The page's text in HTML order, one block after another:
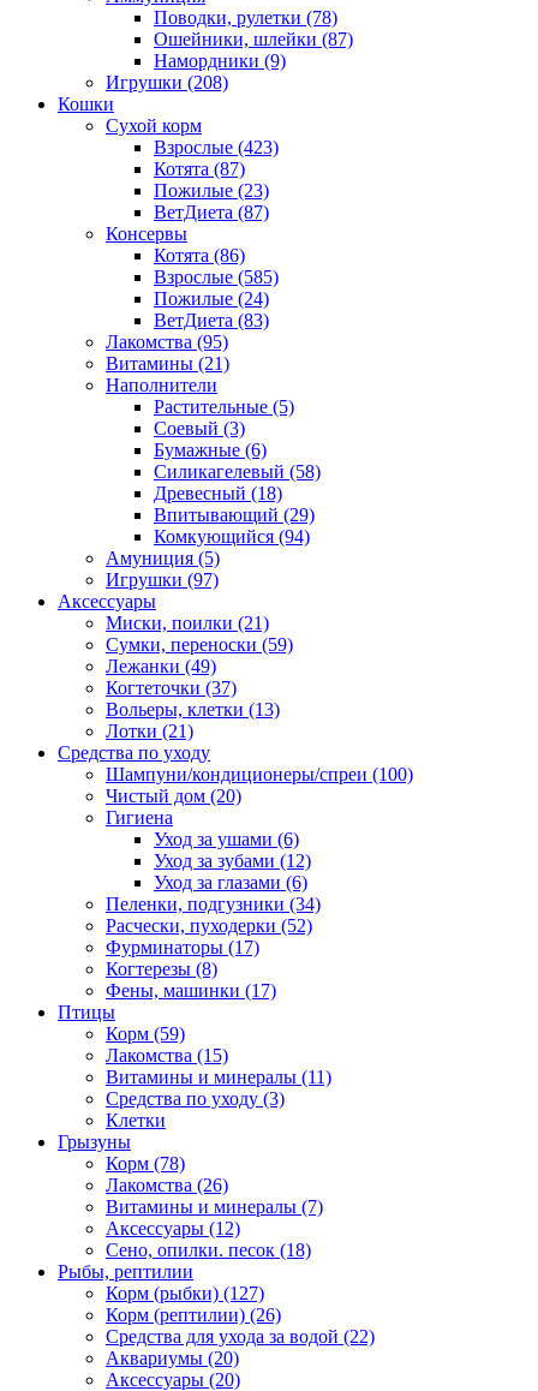
Поводки, рулетки (78)
Ошейники, шлейки (87)
Намордники (9)
Игрушки (208)
Кошки
Сухой корм
Взрослые (423)
Котята (87)
Пожилые (23)
ВетДиета (87)
Консервы
Котята (86)
Взрослые (585)
Пожилые (24)
ВетДиета (83)
Лакомства (95)
Витамины (21)
Наполнители
Растительные (5)
Соевый (3)
Бумажные (6)
Силикагелевый (58)
Древесный (18)
Впитывающий (29)
Комкующийся (94)
Амуниция (5)
Игрушки (97)
Аксессуары
Миски, поилки (21)
Сумки, переноски (59)
Лежанки (49)
Когтеточки (37)
Вольеры, клетки (13)
Лотки (21)
Средства по уходу
Шампуни/кондиционеры/спреи (100)
Чистый дом (20)
Гигиена
Уход за ушами (6)
Уход за зубами (12)
Уход за глазами (6)
Пеленки, подгузники (34)
Расчески, пуходерки (52)
Фурминаторы (17)
Когтерезы (8)
Фены, машинки (17)
Птицы
Корм (59)
Лакомства (15)
Витамины и минералы (11)
Средства по уходу (3)
Клетки
Грызуны
Корм (78)
Лакомства (26)
Витамины и минералы (7)
Аксессуары (12)
Сено, опилки. песок (18)
Рыбы, рептилии
Корм (рыбки) (127)
Корм (рептилии) (26)
Средства для ухода за водой (22)
Аквариумы (20)
Аксессуары (20)